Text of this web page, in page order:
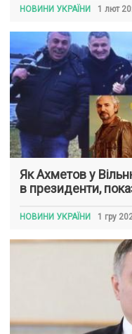
НОВИНИ УКРАЇНИ 1 лют
Як Ахметов у
в президенти,
НОВИНИ УКРАЇНИ 1 гру